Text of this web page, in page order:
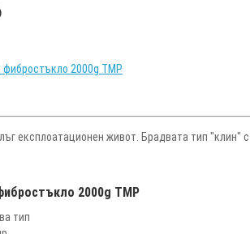
експлоатационен живот. Брадвата тип "клин"
2000g TMP